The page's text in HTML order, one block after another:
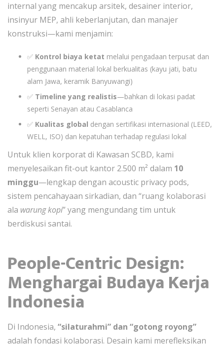
internal yang mencakup arsitek, desainer interior,
insinyur MEP, ahli keberlanjutan, dan manajer
konstruksi—kami menjamin:
✅ Kontrol biaya ketat melalui pengadaan terpusat dan
penggunaan material lokal berkualitas (kayu jati, batu
alam Jawa, keramik Banyuwangi)
✅ Timeline yang realistis—bahkan di lokasi padat
seperti Senayan atau Casablanca
✅ Kualitas global dengan sertifikasi internasional (LEED,
WELL, ISO) dan kepatuhan terhadap regulasi lokal
Untuk klien korporat di Kawasan SCBD, kami
menyelesaikan fit-out kantor 2.500 m² dalam 10
minggu—lengkap dengan acoustic privacy pods,
sistem pencahayaan sirkadian, dan “ruang kolaborasi
ala warung kopi” yang mengundang tim untuk
berdiskusi santai.
People-Centric Design:
Menghargai Budaya Kerja
Indonesia
Di Indonesia, “silaturahmi” dan “gotong royong”
adalah fondasi kolaborasi. Desain kami merefleksikan